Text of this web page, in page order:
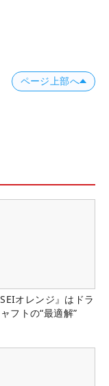
ページ上部へ
オレンジ』はドラ
フトの“最適解”